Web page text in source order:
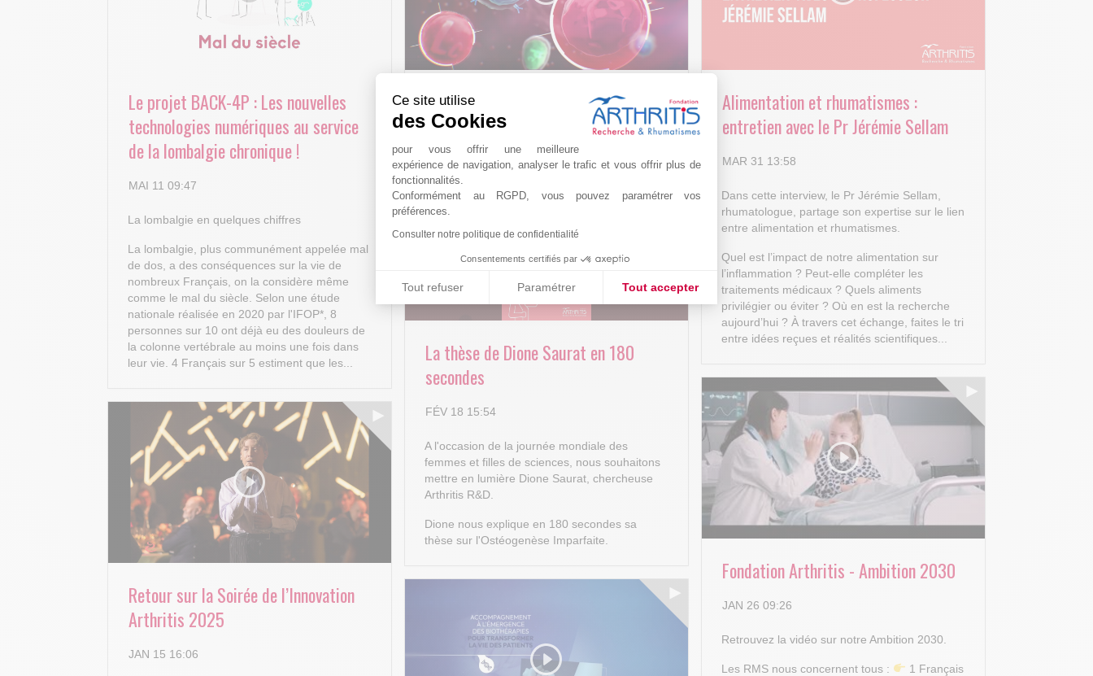
Ce site utilise
des Cookies
pour vous offrir une meilleure
expérience de navigation, analyser le trafic et vous offrir plus de
fonctionnalités.
Conformément au RGPD, vous pouvez paramétrer vos
préférences.
Consulter notre politique de confidentialité
Consentements certifiés par
Tout refuser Paramétrer Tout accepter
Plateforme de Gestion du Consentement : Personnalisez vos Options
Notre plateforme vous permet d'adapter et de gérer vos paramètres de confidentialité, en garantissant la conformité avec
Le projet BACK-4P : Les nouvelles
technologies numériques au service
de la lombalgie chronique !
MAI 11 09:47
La lombalgie en quelques chiffres
La lombalgie, plus communément appelée mal
de dos, a des conséquences sur la vie de
nombreux Français, on la considère même
comme le mal du siècle. Selon une étude
nationale réalisée en 2020 par l'IFOP*, 8
personnes sur 10 ont déjà eu des douleurs de
la colonne vertébrale au moins une fois dans
leur vie. 4 Français sur 5 estiment que les...
Arthritis4Cure - Cure-RA
Alimentation et rhumatismes :
entretien avec le Pr Jérémie Sellam
MAR 31 13:58
Dans cette interview, le Pr Jérémie Sellam,
rhumatologue, partage son expertise sur le lien
entre alimentation et rhumatismes.
Quel est l’impact de notre alimentation sur
l’inflammation ? Peut-elle compléter les
traitements médicaux ? Quels aliments
privilégier ou éviter ? Où en est la recherche
aujourd’hui ? À travers cet échange, faites le tri
entre idées reçues et réalités scientifiques...
La thèse de Dione Saurat en 180
secondes
FÉV 18 15:54
A l'occasion de la journée mondiale des
femmes et filles de sciences, nous souhaitons
mettre en lumière Dione Saurat, chercheuse
Arthritis R&D.
Dione nous explique en 180 secondes sa
thèse sur l'Ostéogenèse Imparfaite.
Fondation Arthritis - Ambition 2030
JAN 26 09:26
Retrouvez la vidéo sur notre Ambition 2030.
Les RMS nous concernent tous :
1 Français
Retour sur la Soirée de l’Innovation
Arthritis 2025
JAN 15 16:06